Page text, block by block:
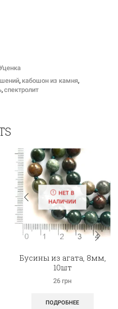
, кабошон из камня,
,спектролит
НЕТ В
НАЛИЧИИ
Бусины из агата, 8мм,
10шт
26 грн
ПОДРОБНЕЕ